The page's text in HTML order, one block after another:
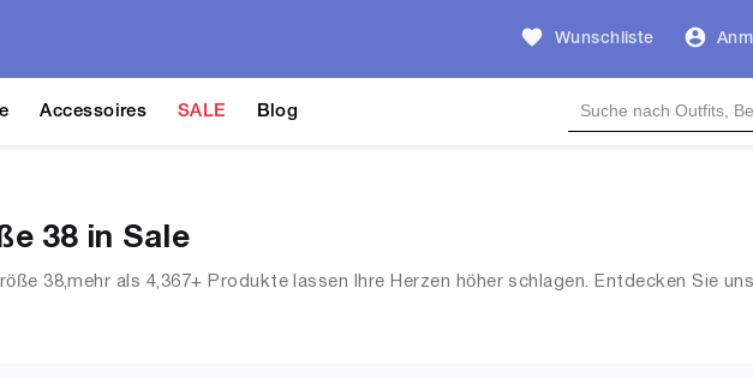
Wunschliste
Accessoires SALE Blog
38 in Sale
38,mehr als 4,367+ Produkte lassen Ihre Herzen höher schlagen. Entdecken Sie
Streetwear, Jacken, Mäntel & Westen und mehr.